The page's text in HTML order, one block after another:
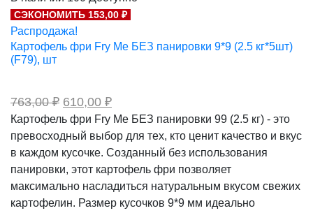
составляла
250,00 ₽.
200,00 ₽.
СЭКОНОМИТЬ 153,00 ₽
Распродажа!
Картофель фри Fry Me БЕЗ панировки 9*9 (2.5 кг*5шт)
(F79), шт
763,00₽ Первоначальная
цена
составляла
763,00 ₽.
610,00 ₽Текущая
цена:
610,00 ₽.
Картофель фри Fry Me БЕЗ панировки 99 (2.5 кг) - это
превосходный выбор для тех, кто ценит качество и вкус
в каждом кусочке. Созданный без использования
панировки, этот картофель фри позволяет
максимально насладиться натуральным вкусом свежих
картофелин. Размер кусочков 9*9 мм идеально